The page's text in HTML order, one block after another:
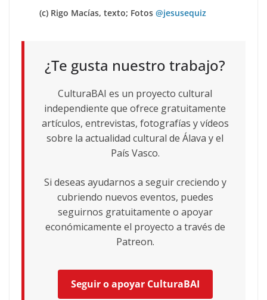
(c) Rigo Macías, texto; Fotos@jesusequiz
¿Te gusta nuestro trabajo?
CulturaBAI es un proyecto cultural
independiente que ofrece gratuitamente
artículos, entrevistas, fotografías y vídeos
sobre la actualidad cultural de Álava y el
País Vasco.
Si deseas ayudarnos a seguir creciendo y
cubriendo nuevos eventos, puedes
seguirnos gratuitamente o apoyar
económicamente el proyecto a través de
Patreon.
Seguir o apoyar CulturaBAI